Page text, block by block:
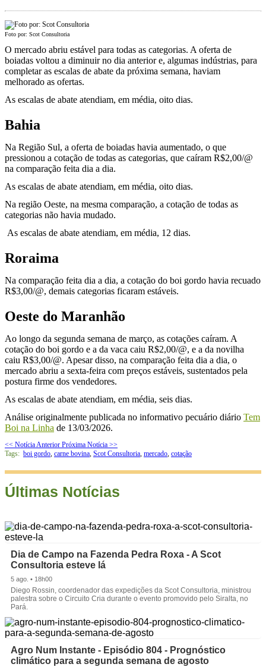
Foto por: Scot Consultoria
O mercado abriu estável para todas as categorias. A oferta de
boiadas voltou a diminuir no dia anterior e, algumas indústrias, para
completar as escalas de abate da próxima semana, haviam
melhorado as ofertas.
As escalas de abate atendiam, em média, oito dias.
Bahia
Na Região Sul, a oferta de boiadas havia aumentado, o que
pressionou a cotação de todas as categorias, que caíram R$2,00/@
na comparação feita dia a dia.
As escalas de abate atendiam, em média, oito dias.
Na região Oeste, na mesma comparação, a cotação de todas as
categorias não havia mudado.
As escalas de abate atendiam, em média, 12 dias.
Roraima
Na comparação feita dia a dia, a cotação do boi gordo havia recuado
R$3,00/@, demais categorias ficaram estáveis.
Oeste do Maranhão
Ao longo da segunda semana de março, as cotações caíram. A
cotação do boi gordo e a da vaca caiu R$2,00/@, e a da novilha
caiu R$3,00/@. Apesar disso, na comparação feita dia a dia, o
mercado abriu a sexta-feira com preços estáveis, sustentados pela
postura firme dos vendedores.
As escalas de abate atendiam, em média, seis dias.
Análise originalmente publicada no informativo pecuário diário Tem
Boi na Linha de 13/03/2026.
<< Notícia Anterior Próxima Notícia >>
Tags: boi gordo carne bovina Scot Consultoria mercado cotação
Últimas Notícias
Dia de Campo na Fazenda Pedra Roxa - A Scot
Consultoria esteve lá
5 ago. • 18h00
Diego Rossin, coordenador das expedições da Scot Consultoria, ministrou
palestra sobre o Circuito Cria durante o evento promovido pelo Siralta, no
Pará.
Agro Num Instante - Episódio 804 - Prognóstico
climático para a segunda semana de agosto